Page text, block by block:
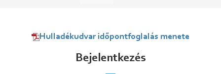
Hulladékudvar időpontfoglalás menete
Bejelentkezés